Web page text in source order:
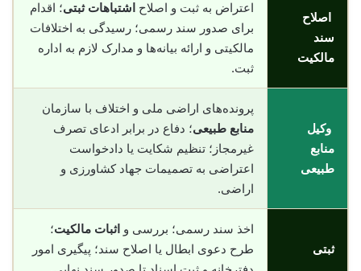
اصلاح
سند
مالکیت
اعتراض به ثبت و اصلاح اشتباهات ثبتی؛ اقدام
برای صدور سند رسمی؛ رسیدگی به اختلافات
مالکیتی و ارائه بیانه‌ها و مدارک لازم به اداره
ثبت.
وکیل
منابع
طبیعی
پرونده‌های اراضی ملی و اختلاف با سازمان
منابع طبیعی؛ دفاع در برابر ادعای تصرف
غیرمجاز؛ تنظیم شکایت یا دادخواست
اعتراضی به تصمیمات جهاد کشاورزی و
اراضی.
ثبتی
اخذ سند رسمی؛ بررسی و اثبات مالکیت؛
طرح دعوی ابطال یا اصلاح سند؛ پیگیری امور